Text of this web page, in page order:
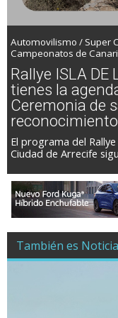
Automovilismo / Super
Campeonatos de
Rallye ISLA DE
tienes la
Ceremonia de
El programa del
Ciudad de Arrecife
También es